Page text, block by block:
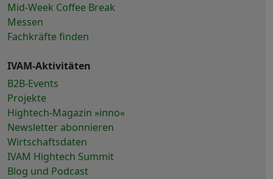
Mid-Week Coffee Break
Messen
Fachkräfte finden
IVAM-Aktivitäten
B2B-Events
Projekte
Hightech-Magazin »inno«
Newsletter abonnieren
Wirtschaftsdaten
IVAM Hightech Summit
Blog und Podcast